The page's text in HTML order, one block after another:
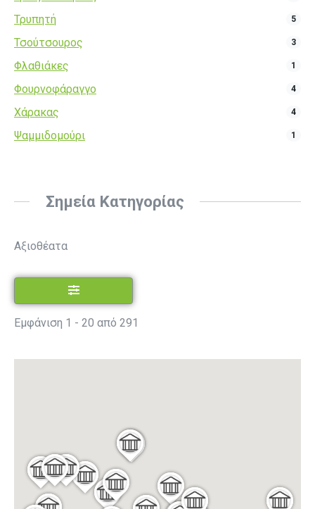
Τρυπητή 5
Τσούτσουρος 3
Φλαθιάκες 1
Φουρνοφάραγγο 4
Χάρακας 4
Ψαμμιδομούρι 1
Σημεία Κατηγορίας
Αξιοθέατα
Εμφάνιση 1 - 20 από 291